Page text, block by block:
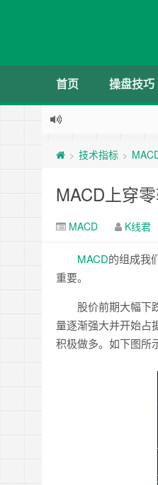
首页 操盘技巧
> 技术指标 >
MACD上穿
MACD K线君
MACD的组成我
重要。
股价前期大幅下跌
量逐渐强大并开始占
积极做多。如下图所